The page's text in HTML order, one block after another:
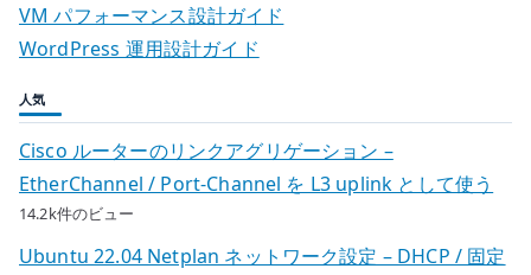
VM パフォーマンス設計ガイド
WordPress 運用設計ガイド
人気
Cisco ルーターのリンクアグリゲーション –
EtherChannel / Port-Channel を L3 uplink として使う
14.2k件のビュー
Ubuntu 22.04 Netplan ネットワーク設定 – DHCP / 固定